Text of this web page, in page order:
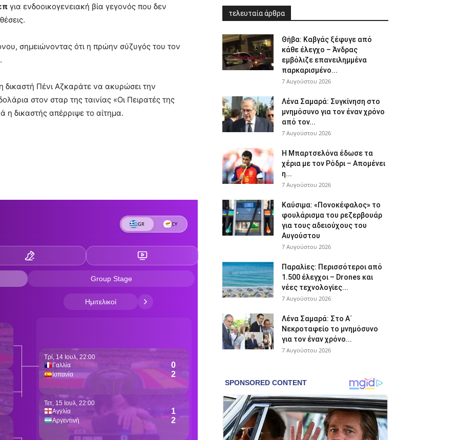
για ενδοοικογενειακή βία γεγονός που δεν
σημειώνοντας ότι η πρώην σύζυγός του τον
δικαστή Πένι Αζκαράτε να ακυρώσει την
στον σταρ της ταινίας «Οι Πειρατές της
η δικαστής απέρριψε το αίτημα.
τελευταία άρθρα
Θήβα: Καβγάς ξέφυγε από
κάθε έλεγχο – Άνδρας
εμβόλιζε επανειλημμένα
παρκαρισμένο...
7 Αυγούστου 2026
Λένα Σαμαρά: Συγκίνηση στο
μνημόσυνο για τον έναν χρόνο
από τον...
7 Αυγούστου 2026
Η Μπαρτσελόνα έδωσε τα
χέρια με τον Ρόδρι – Απομένει
η...
7 Αυγούστου 2026
Καύσιμα: «Πονοκέφαλος» το
φουλάρισμα του ρεζερβουάρ
για τους αδειούχους του
Αυγούστου
7 Αυγούστου 2026
Παραλίες: Περισσότεροι από
1.500 έλεγχοι – Drones και
νέες τεχνολογίες...
7 Αυγούστου 2026
Λένα Σαμαρά: Στο Α΄
Νεκροταφείο το μνημόσυνο
για τον έναν χρόνο...
7 Αυγούστου 2026